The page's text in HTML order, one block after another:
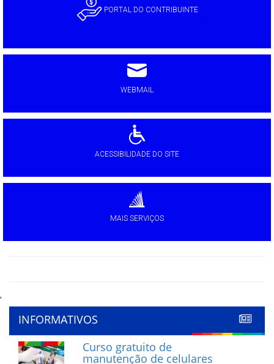
PORTAL DO CONTRIBUINTE
WEBMAIL
ACESSIBILIDADE DO SITE
MAIS SERVIÇOS
'
INFORMATIVOS
Curso gratuito de
manutenção de celulares